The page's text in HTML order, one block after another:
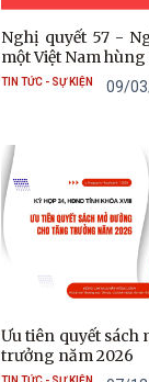
Nghị quyết 57 -
một Việt Nam
TIN TỨC - SỰ KIỆN 09/
Ưu tiên quyết sách
trưởng năm 2026